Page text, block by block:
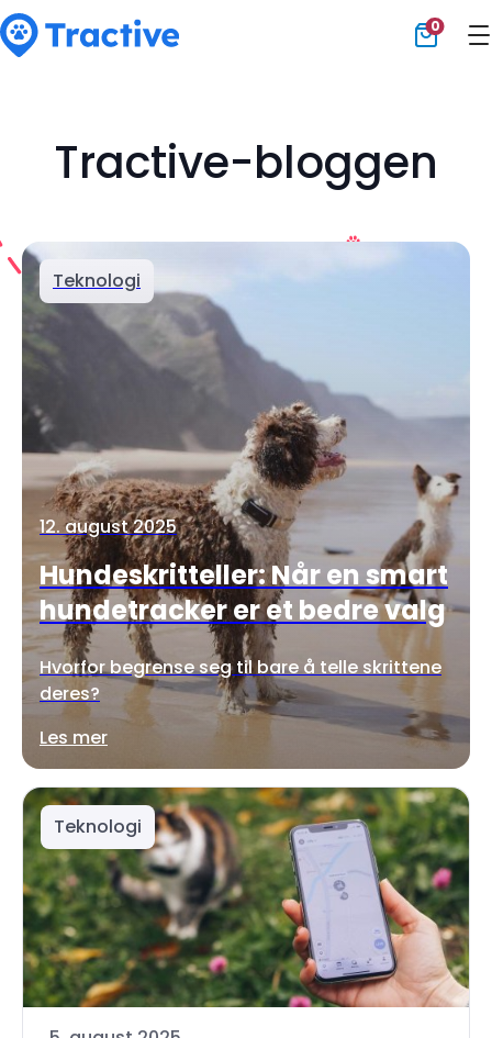
0
Tractive-bloggen
Teknologi
12. august 2025
Hundeskritteller: Når en smart
hundetracker er et bedre valg
Hvorfor begrense seg til bare å telle skrittene
deres?
Les mer
Teknologi